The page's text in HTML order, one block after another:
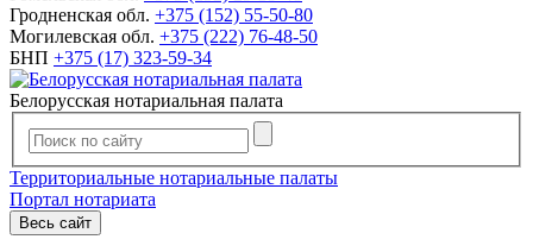
Гродненская обл. +375 (152) 55-50-80
Могилевская обл. +375 (222) 76-48-50
БНП +375 (17) 323-59-34
Белорусская нотариальная палата
Территориальные нотариальные палаты
Портал нотариата
Весь сайт